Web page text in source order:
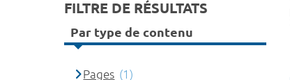
FILTRE DE RÉSULTATS
Par type de contenu
Pages (1)